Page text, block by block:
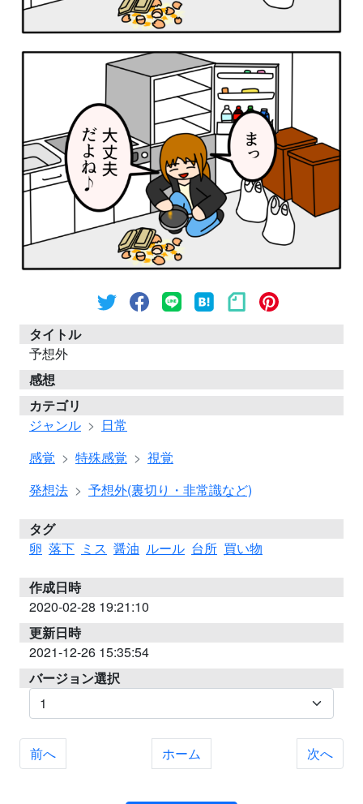
タイトル
予想外
感想
カテゴリ
ジャンル
日常
感覚
特殊感覚
視覚
発想法
予想外(裏切り・非常識など)
タグ
卵 落下 ミス 醤油 ルール 台所 買い物
作成日時
2020-02-28 19:21:10
更新日時
2021-12-26 15:35:54
バージョン選択
前へ ホーム 次へ